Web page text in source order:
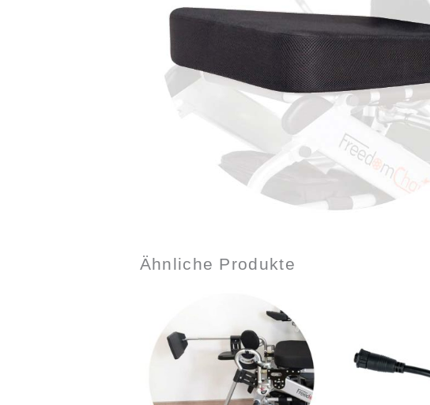
Ähnliche Produkte